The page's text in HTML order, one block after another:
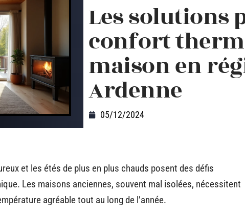
Les solutions
confort
maison en
Ardenne
05/12/2024
et les étés de plus en plus chauds posent des défis
Les maisons anciennes, souvent mal isolées, nécessitent
agréable tout au long de l’année.